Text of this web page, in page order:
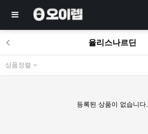
율리스나르딘
상품정렬
등록된 상품이 없습니다.